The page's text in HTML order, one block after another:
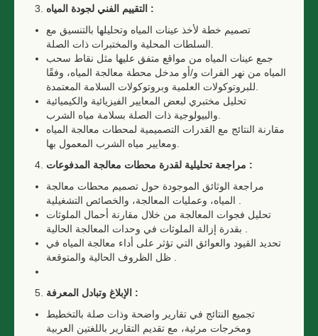
:
تصميم خطة لأخذ عينات المياه وتحليلها بالتنسيق مع
جمع عينات المياه من مواقع متفق عليها مثل نقاط سحب
المياه من نهر الفرات و/أو مدخل محطة معالجة المياه، وفقًا
تحليل مختبري لبعض المعايير الفيزيائية والكيميائية
مقارنة النتائج مع القدرات التصميمية لمحطات معالجة المياه
:
مراجعة الوثائق الموجودة حول تصميم محطات معالجة
تحليل فجوات المعالجة من خلال مقارنة أحمال الملوثات
تحديد القيود والعوائق التي تؤثر على أداء معالجة المياه في
:
تجميع النتائج في تقارير واضحة وذات صلة بالتخطيط
ومخرجات مرئية، مع تقديم التقارير باللغتين العربية